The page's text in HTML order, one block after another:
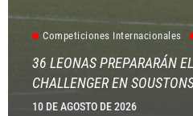
Competiciones Internacionales
36 LEONAS PREPARARÁN
CHALLENGER EN
10 DE AGOSTO DE 2026